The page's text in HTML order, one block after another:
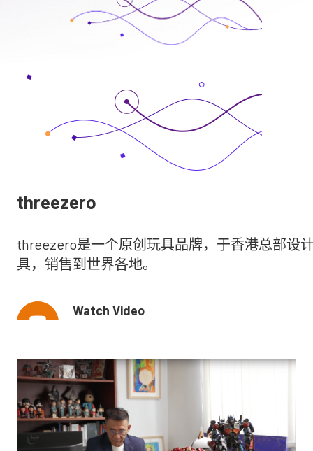
threezero
threezero是一个原创玩具品牌，于香港总部设
具，销售到世界各地。
Watch Video